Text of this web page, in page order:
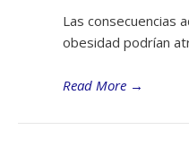
Las consecuencias
obesidad podrían
Read More →